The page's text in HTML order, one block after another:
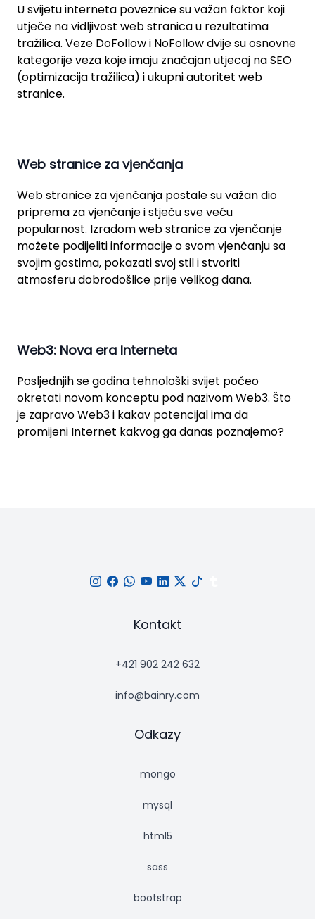
U svijetu interneta poveznice su važan faktor koji
utječe na vidljivost web stranica u rezultatima
tražilica. Veze DoFollow i NoFollow dvije su osnovne
kategorije veza koje imaju značajan utjecaj na SEO
(optimizacija tražilica) i ukupni autoritet web
stranice.
Web stranice za vjenčanja
Web stranice za vjenčanja postale su važan dio
priprema za vjenčanje i stječu sve veću
popularnost. Izradom web stranice za vjenčanje
možete podijeliti informacije o svom vjenčanju sa
svojim gostima, pokazati svoj stil i stvoriti
atmosferu dobrodošlice prije velikog dana.
Web3: Nova era Interneta
Posljednjih se godina tehnološki svijet počeo
okretati novom konceptu pod nazivom Web3. Što
je zapravo Web3 i kakav potencijal ima da
promijeni Internet kakvog ga danas poznajemo?
Kontakt
+421 902 242 632
info@bainry.com
Odkazy
mongo
mysql
html5
sass
bootstrap